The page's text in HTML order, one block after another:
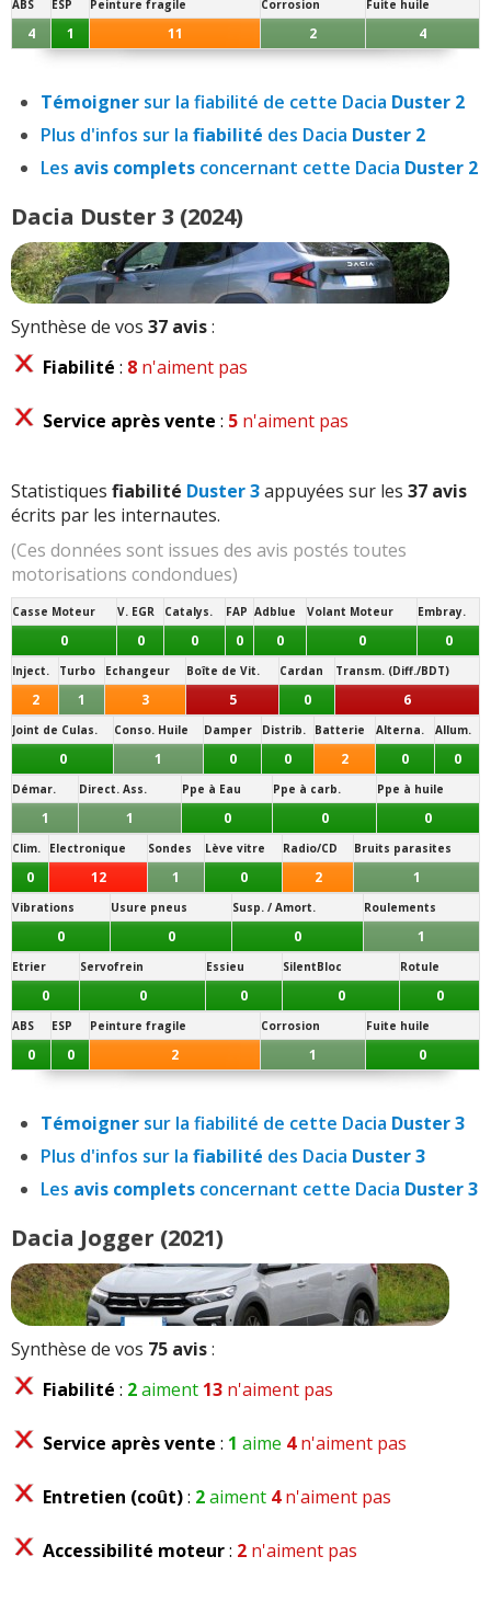
ABS ESP Peinture fragile Corrosion Fuite huile
4 1 11 2 4
Témoigner sur la fiabilité de cette Dacia Duster 2
Plus d'infos sur la fiabilité des Dacia Duster 2
Les avis complets concernant cette Dacia Duster 2
Dacia Duster 3 (2024)
Synthèse de vos 37 avis:
Fiabilité : 8 n'aiment pas
Service après vente : 5 n'aiment pas
Statistiques fiabilité Duster 3appuyées sur les 37 avis
écrits par les internautes.
(Ces données sont issues des avis postés toutes
motorisations condondues)
Casse Moteur V. EGR Catalys. FAP Adblue Volant Moteur Embray.
0 0 0 0 0 0 0
Inject. Turbo Echangeur Boîte de Vit. Cardan Transm. (Diff./BDT)
2 1 3 5 0 6
Joint de Culas. Conso. Huile Damper Distrib. Batterie Alterna. Allum.
0 1 0 0 2 0 0
Démar. Direct. Ass. Ppe à Eau Ppe à carb. Ppe à huile
1 1 0 0 0
Clim. Electronique Sondes Lève vitre Radio/CD Bruits parasites
0 12 1 0 2 1
Vibrations Usure pneus Susp. / Amort. Roulements
0 0 0 1
Etrier Servofrein Essieu SilentBloc Rotule
0 0 0 0 0
ABS ESP Peinture fragile Corrosion Fuite huile
0 0 2 1 0
Témoigner sur la fiabilité de cette Dacia Duster 3
Plus d'infos sur la fiabilité des Dacia Duster 3
Les avis complets concernant cette Dacia Duster 3
Dacia Jogger (2021)
Synthèse de vos 75 avis:
Fiabilité : 2aiment 13 n'aiment pas
Service après vente : 1 aime 4n'aiment pas
Entretien (coût): 2aiment 4n'aiment pas
Accessibilité moteur: 2 n'aiment pas